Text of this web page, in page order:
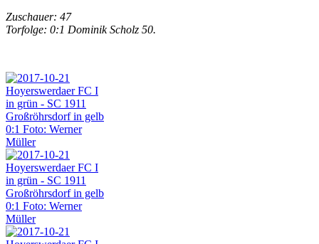
Zuschauer: 47
Torfolge: 0:1 Dominik Scholz 50.